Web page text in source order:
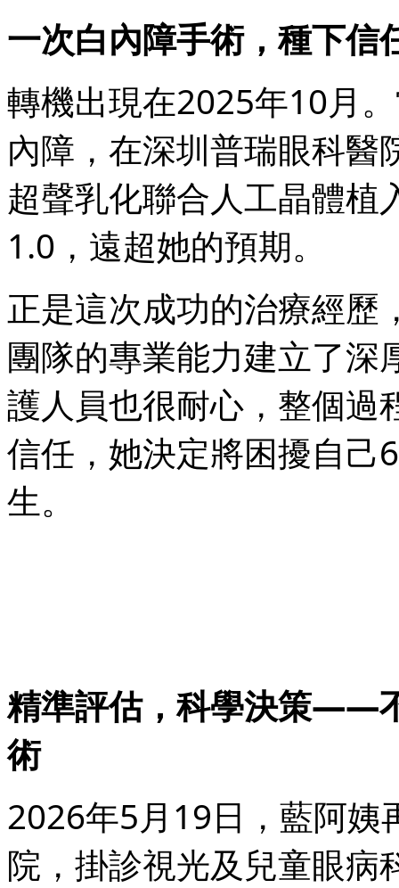
一次白內障手術，種下信
轉機出現在2025年10月
內障，在深圳普瑞眼科醫
超聲乳化聯合人工晶體植
1.0，遠超她的預期。
正是這次成功的治療經歷
團隊的專業能力建立了深
護人員也很耐心，整個過
信任，她決定將困擾自己
生。
精準評估，科學決策——
術
2026年5月19日，藍阿姨
院，掛診視光及兒童眼病